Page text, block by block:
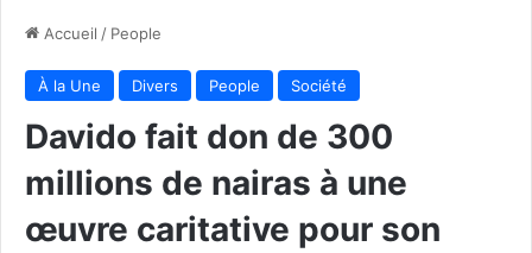
Accueil / People
À la Une Divers People Société
Davido fait don de 300
millions de nairas à une
œuvre caritative pour son